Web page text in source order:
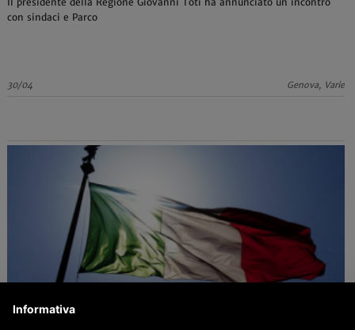
con sindaci e Parco
30/04 Genova, Varie
Informativa